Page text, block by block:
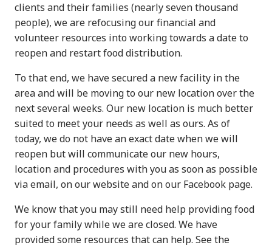
clients and their families (nearly seven thousand
people), we are refocusing our financial and
volunteer resources into working towards a date to
reopen and restart food distribution.
To that end, we have secured a new facility in the
area and will be moving to our new location over the
next several weeks. Our new location is much better
suited to meet your needs as well as ours. As of
today, we do not have an exact date when we will
reopen but will communicate our new hours,
location and procedures with you as soon as possible
via email, on our website and on our Facebook page.
We know that you may still need help providing food
for your family while we are closed. We have
provided some resources that can help. See the